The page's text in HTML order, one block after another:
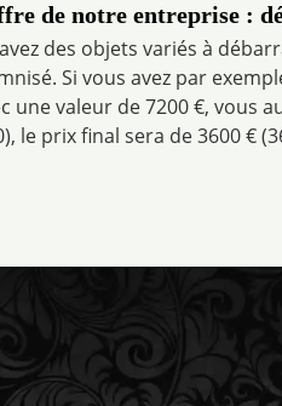
de notre entreprise :
des objets variés à
Si vous avez par
une valeur de 7200 €, vous
le prix final sera de 3600 €